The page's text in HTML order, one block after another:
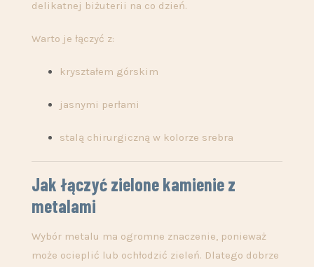
delikatnej biżuterii na co dzień.
Warto je łączyć z:
kryształem górskim
jasnymi perłami
stalą chirurgiczną w kolorze srebra
Jak łączyć zielone kamienie z
metalami
Wybór metalu ma ogromne znaczenie, ponieważ
może ocieplić lub ochłodzić zieleń. Dlatego dobrze